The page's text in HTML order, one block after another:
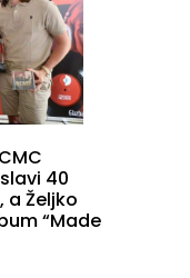
40
Željko
“Made